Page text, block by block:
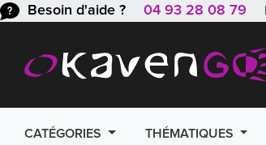
Besoin d'aide ? 04 93 28 08 79
CATÉGORIES THÉMATIQUES